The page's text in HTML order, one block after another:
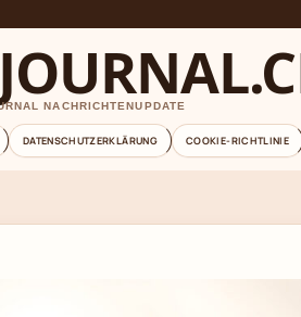
NACHRICHTENUPDATE
DATENSCHUTZERKLÄRUNG COOKIE-RICHTLINIE